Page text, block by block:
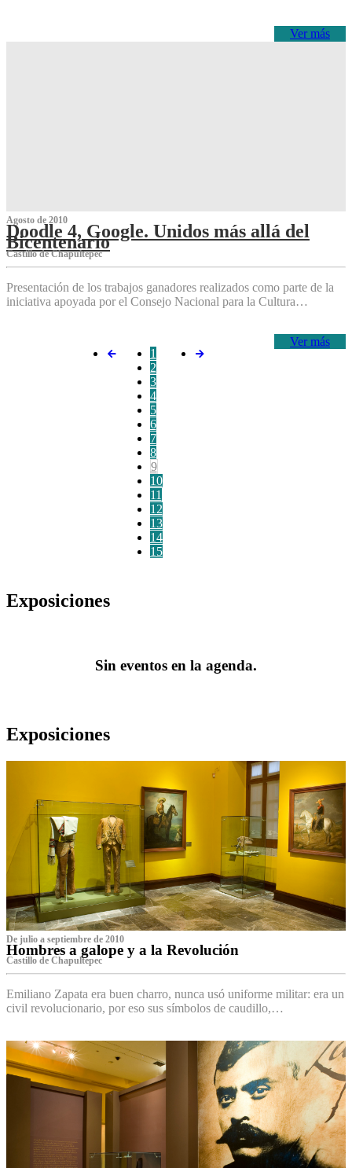
Ver más
Agosto de 2010
Doodle 4, Google. Unidos más allá del
Bicentenario
Castillo de Chapultepec
Presentación de los trabajos ganadores realizados como parte de la
iniciativa apoyada por el Consejo Nacional para la Cultura…
Ver más
1
2
3
4
5
6
7
8
9
10
11
12
13
14
15
Exposiciones
Sin eventos en la agenda.
Exposiciones
De julio a septiembre de 2010
Hombres a galope y a la Revolución
Castillo de Chapultepec
Emiliano Zapata era buen charro, nunca usó uniforme militar: era un
civil revolucionario, por eso sus símbolos de caudillo,…